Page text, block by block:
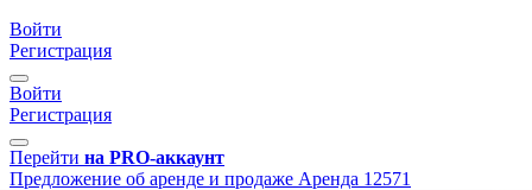
Войти
Регистрация
Войти
Регистрация
Перейти на PRO-аккаунт
Предложение об аренде и продаже Аренда 12571